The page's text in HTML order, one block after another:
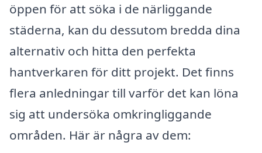
öppen för att söka i de närliggande
städerna, kan du dessutom bredda dina
alternativ och hitta den perfekta
hantverkaren för ditt projekt. Det finns
flera anledningar till varför det kan löna
sig att undersöka omkringliggande
områden. Här är några av dem: